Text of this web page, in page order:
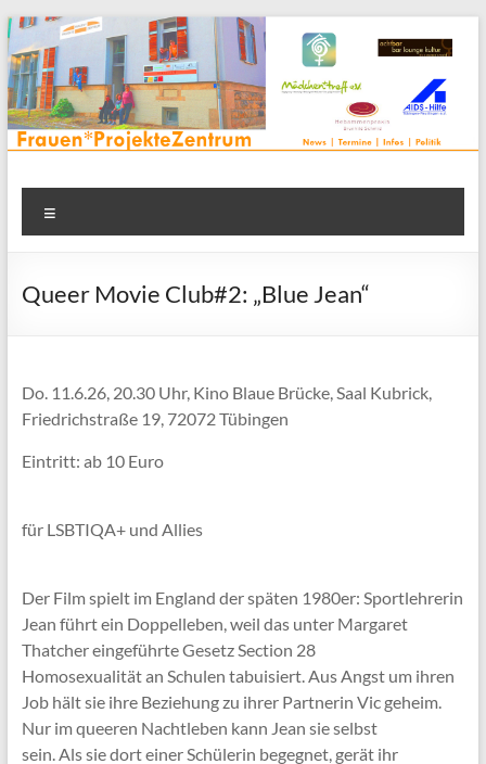
Zum
Inhalt
springen
Frauenprojektehaus wird
FrauenProjekteZentrum
Frauen* | Mädchen* | Projekte | Beratung | Veranstaltungen |
in einem Zentrum | Räume für alle | Projektarbeit | Begegnung
Queer Movie Club#2: „Blue Jean“
Do. 11.6.26, 20.30 Uhr, Kino Blaue Brücke, Saal Kubrick,
Friedrichstraße 19, 72072 Tübingen
Eintritt: ab 10 Euro
für LSBTIQA+ und Allies
Der Film spielt im England der späten 1980er: Sportlehrerin
Jean führt ein Doppelleben, weil das unter Margaret
Thatcher eingeführte Gesetz Section 28
Homosexualität an Schulen tabuisiert. Aus Angst um ihren
Job hält sie ihre Beziehung zu ihrer Partnerin Vic geheim.
Nur im queeren Nachtleben kann Jean sie selbst
sein. Als sie dort einer Schülerin begegnet, gerät ihr